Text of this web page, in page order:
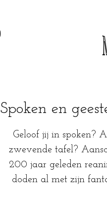
Spoken en
Geloof jij in spoken?
zwevende tafel?
200 jaar geleden
doden al met zijn